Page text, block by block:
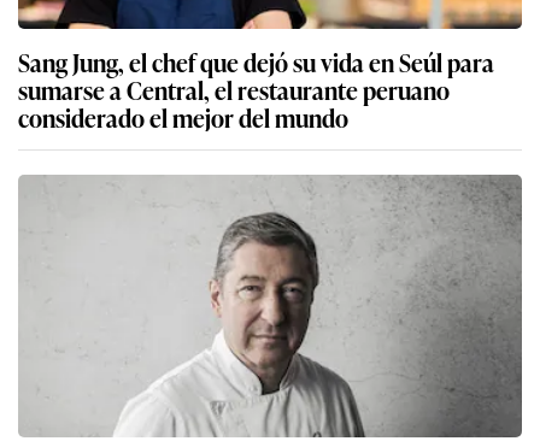
Sang Jung, el chef que dejó su vida en Seúl para
sumarse a Central, el restaurante peruano
considerado el mejor del mundo